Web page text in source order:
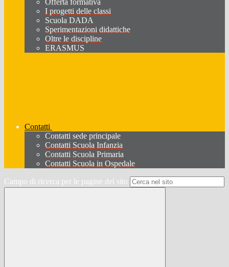
Offerta formativa
I progetti delle classi
Scuola DADA
Sperimentazioni didattiche
Oltre le discipline
ERASMUS
Contatti
Contatti sede principale
Contatti Scuola Infanzia
Contatti Scuola Primaria
Contatti Scuola in Ospedale
Campo di ricerca per le pagine del sito